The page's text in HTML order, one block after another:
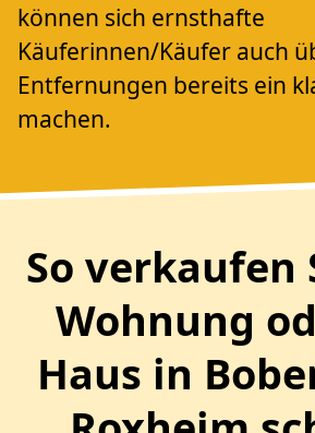
können sich ernsthafte
Käuferinnen/Käufer auch
Entfernungen bereits ein
machen.
So verkaufen
Wohnung
Haus in